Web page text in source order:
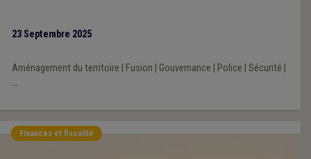
23 Septembre 2025
Aménagement du territoire Fusion Gouvernance Police Sécurité
...
Finances et fiscalité